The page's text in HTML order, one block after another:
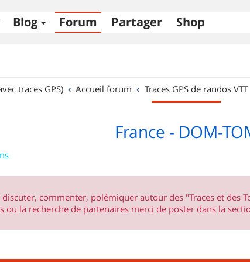
Blog Forum Partager Shop
traces GPS)
Accueil forum Traces GPS de randos VTT
France - DOM-
commenter, polémiquer autour des "Traces et des
ou la recherche de partenaires merci de poster dans la